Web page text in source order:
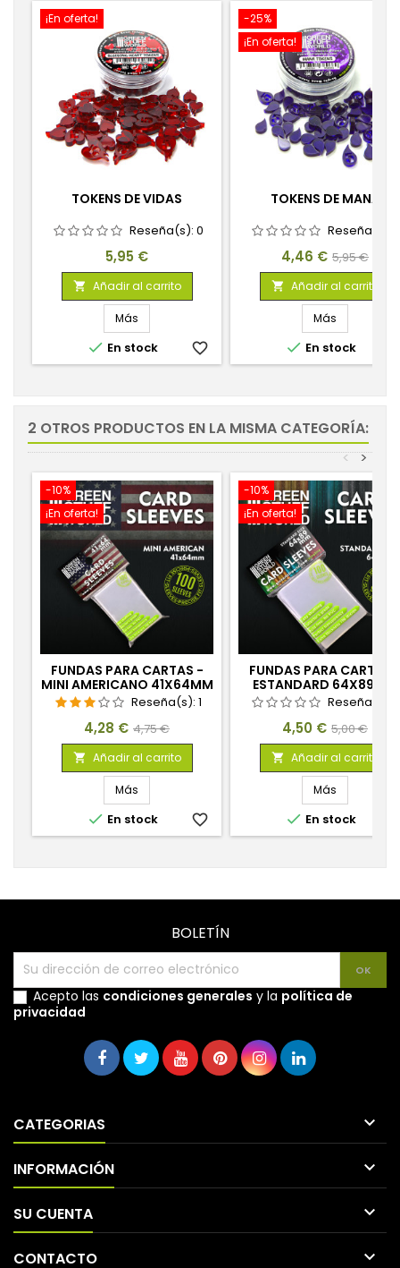
¡En oferta!
TOKENS DE VIDAS
Reseña(s): 0
Precio
5,95 €
 Añadir al carrito
Más
 En stock favorite_border
-25%
¡En oferta!
TOKENS DE MANA
Reseña(s):
Precio
4,46 € Precio
base
5,95 €
 Añadir al carrito
Más
 En stock
2 OTROS PRODUCTOS EN LA MISMA CATEGORÍA:
>
<
-10%
¡En oferta!
FUNDAS PARA CARTAS -
MINI AMERICANO 41X64MM
Reseña(s): 1
Precio
4,28 € Precio
base
4,75 €
 Añadir al carrito
Más
 En stock favorite_border
-10%
¡En oferta!
FUNDAS PARA CARTAS
ESTANDARD 64X89MM
Reseña(s):
Precio
4,50 € Precio
base
5,00 €
 Añadir al carrito
Más
 En stock
BOLETÍN
Acepto las condiciones generales y la política de
privacidad
CATEGORIAS 
INFORMACIÓN 
SU CUENTA 
CONTACTO 